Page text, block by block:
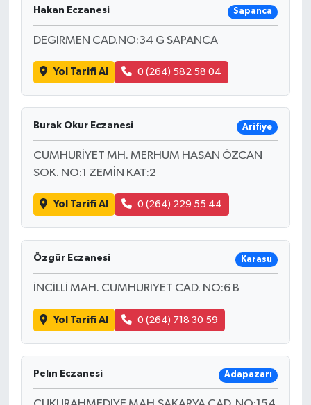
Hakan Eczanesi Sapanca
DEGIRMEN CAD.NO:34 G SAPANCA
Yol Tarifi Al 0 (264) 582 58 04
Burak Okur Eczanesi Arifiye
CUMHURİYET MH. MERHUM HASAN ÖZCAN
SOK. NO:1 ZEMİN KAT:2
Yol Tarifi Al 0 (264) 229 55 44
Özgür Eczanesi Karasu
İNCİLLİ MAH. CUMHURİYET CAD. NO:6 B
Yol Tarifi Al 0 (264) 718 30 59
Pelın Eczanesi Adapazarı